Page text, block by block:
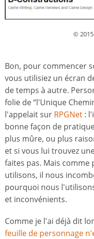
©
Bon, pour commencer
vous utilisiez un écran
de temps à autre.
folie de “l'Unique
l'appelait sur RPGNet :
bonne façon de
plus mûre, ou plus
et si vous lui trouvez
faites pas. Mais
utilisons, il nous
pourquoi nous
et inconvénients.
Comme je l'ai déjà dit
feuille de personnage